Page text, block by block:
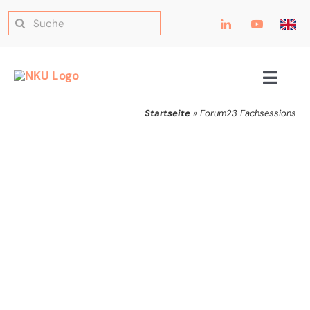
Forum23
Fachsessions
Zum
Inhalt
Suche
Toggle
Startseite »Forum23 Fachsessions